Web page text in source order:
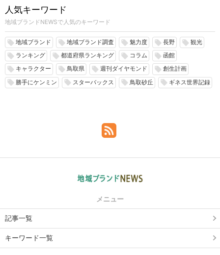
人気キーワード
地域ブランドNEWSで人気のキーワード
local_offer 地域ブランド local_offer 地域ブランド調査 local_offer 魅力度 local_offer 長野 local_offer 観光
local_offer ランキング local_offer 都道府県ランキング local_offer コラム local_offer 函館
local_offer キャラクター local_offer 鳥取県 local_offer 週刊ダイヤモンド local_offer 創生計画
local_offer 勝手にケンミン local_offer スターバックス local_offer 鳥取砂丘 local_offer ギネス世界記録
メニュー
記事一覧
キーワード一覧